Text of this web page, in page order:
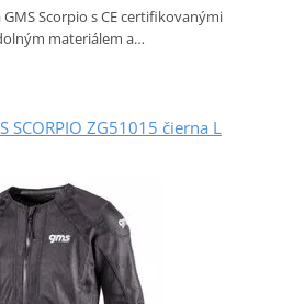
Scorpio s CE certifikovanými
materiálem a…
SCORPIO ZG51015 čierna L